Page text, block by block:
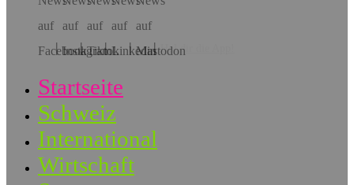
Hol dir die App!
Startseite
Schweiz
International
Wirtschaft